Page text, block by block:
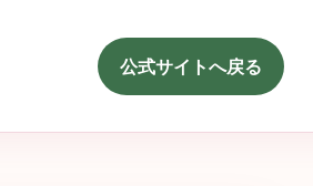
公式サイトへ戻る